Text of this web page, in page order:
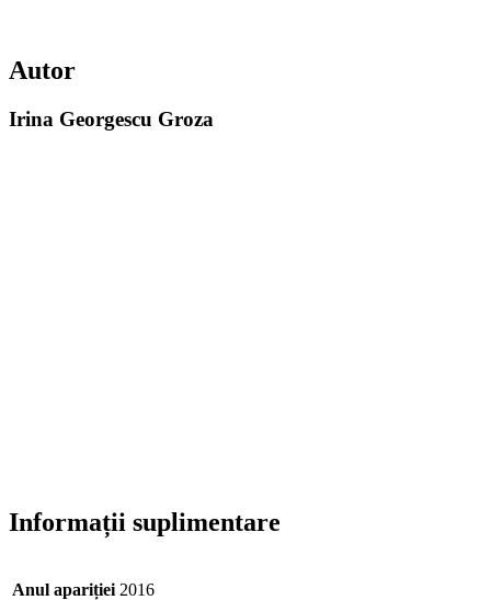
Autor
Irina Georgescu Groza
Informații suplimentare
Anul apariției 2016